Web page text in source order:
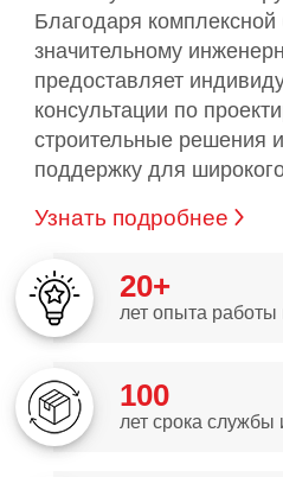
Благодаря
значительному
предоставляет
консультации по
строительные решения
поддержку для
Узнать подробнее
20+
лет опыта работы
100
лет срока службы